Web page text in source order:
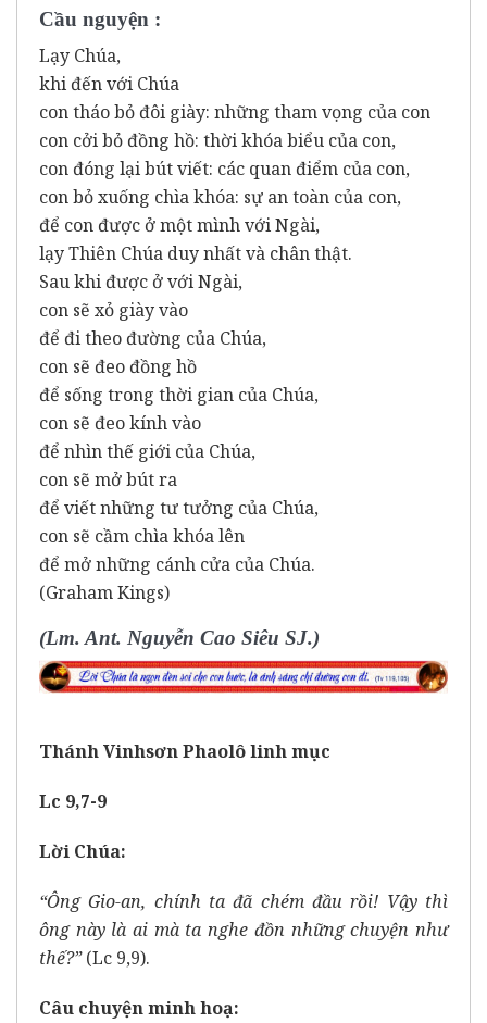
Cầu nguyện :
Lạy Chúa,
khi đến với Chúa
con tháo bỏ đôi giày: những tham vọng của con
con cởi bỏ đồng hồ: thời khóa biểu của con,
con đóng lại bút viết: các quan điểm của con,
con bỏ xuống chìa khóa: sự an toàn của con,
để con được ở một mình với Ngài,
lạy Thiên Chúa duy nhất và chân thật.
Sau khi được ở với Ngài,
con sẽ xỏ giày vào
để đi theo đường của Chúa,
con sẽ đeo đồng hồ
để sống trong thời gian của Chúa,
con sẽ đeo kính vào
để nhìn thế giới của Chúa,
con sẽ mở bút ra
để viết những tư tưởng của Chúa,
con sẽ cầm chìa khóa lên
để mở những cánh cửa của Chúa.
(Graham Kings)
(Lm. Ant. Nguyễn Cao Siêu SJ.)
Thánh Vinhsơn Phaolô linh mục
Lc 9,7-9
Lời Chúa:
“Ông Gio-an, chính ta đã chém đầu rồi! Vậy thì
ông này là ai mà ta nghe đồn những chuyện như
thế?”(Lc 9,9).
Câu chuyện minh hoạ: